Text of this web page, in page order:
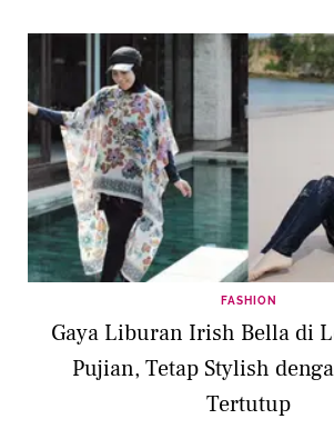
FASHION
Gaya Liburan Irish Bella di
Pujian, Tetap Stylish
Tertutup